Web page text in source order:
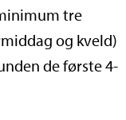
tre
og kveld)
de første 4-